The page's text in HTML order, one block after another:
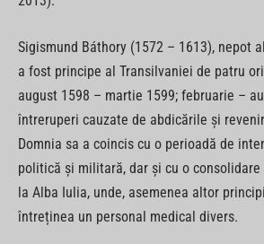
Sigismund Báthory (1572 – 1613), nepot
a fost principe al Transilvaniei de patru
august 1598 – martie 1599; februarie –
întreruperi cauzate de abdicările și
Domnia sa a coincis cu o perioadă de
politică și militară, dar și cu o
la Alba Iulia, unde, asemenea altor
întreținea un personal medical divers.